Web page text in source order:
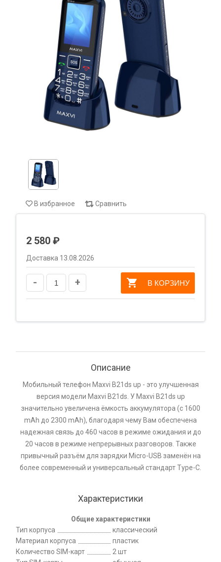
В избранное Сравнить
2 580 ₽
Доставка 13.08.2026
- + В КОРЗИНУ
Описание
Мобильный телефон Maxvi B21ds up - это улучшенная
версия модели Maxvi B21ds. У Maxvi B21ds up
значительно увеличена ёмкость аккумулятора (с 1600
mAh до 2300 mAh), благодаря чему Вам обеспечена
надежная связь до 460 часов в режиме ожидания и до
20 часов в режиме непрерывных разговоров. Также
привычный разъём для зарядки Micro-USB заменён на
более современный и универсальный стандарт Type-C.
Характеристики
Общие характеристики
Тип корпуса
классический
Материал корпуса
пластик
Количество SIM-карт
2 шт